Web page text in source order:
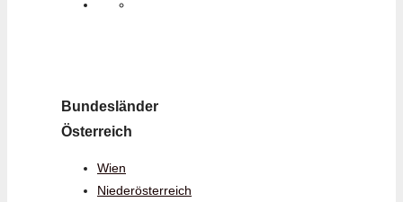
Bundesländer
Österreich
Wien
Niederösterreich